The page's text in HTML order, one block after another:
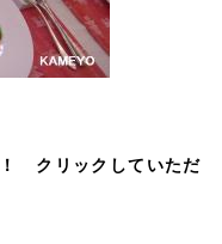
！ クリックしていただ